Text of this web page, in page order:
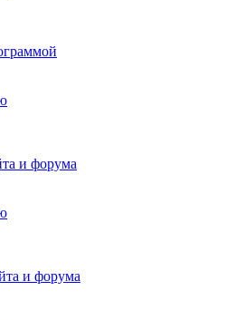
и форума
и форума